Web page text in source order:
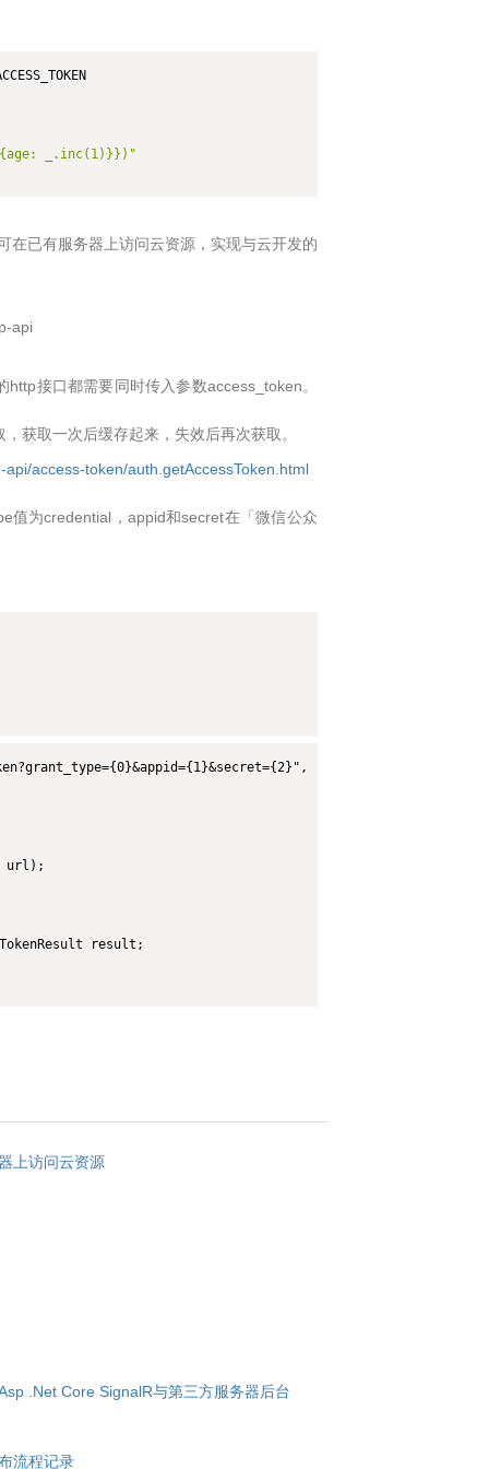
_.inc(1)}})"
在已有服务器上访问云资源，实现与云开发的
api
接口都需要同时传入参数access_token。
获取一次后缓存起来，失效后再次获取。
access-token/auth.getAccessToken.html
值为credential，appid和secret在「微信公众
url);
result;
上访问云资源
.Net Core SignalR与第三方服务器后台
流程记录